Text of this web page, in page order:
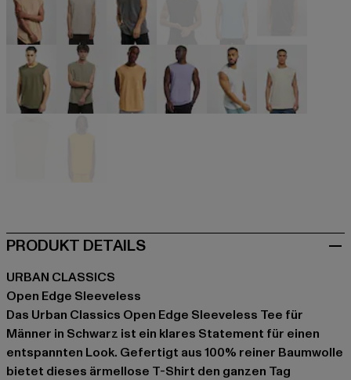
beige beige schwarzschwarzblau grau
PRODUKT DETAILS
URBAN CLASSICS
Open Edge Sleeveless
Das Urban Classics Open Edge Sleeveless Tee für
Männer in Schwarz ist ein klares Statement für einen
entspannten Look. Gefertigt aus 100% reiner Baumwolle
bietet dieses ärmellose T-Shirt den ganzen Tag